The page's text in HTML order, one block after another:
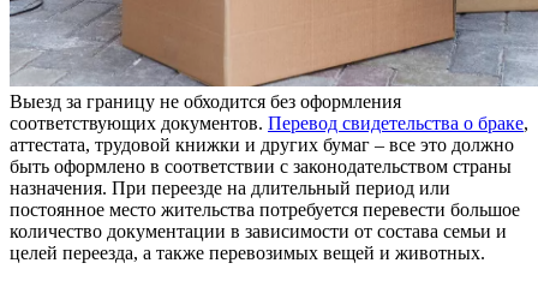
Выезд за границу не обходится без оформления
соответствующих документов. Перевод свидетельства о браке,
аттестата, трудовой книжки и других бумаг – все это должно
быть оформлено в соответствии с законодательством страны
назначения. При переезде на длительный период или
постоянное место жительства потребуется перевести большое
количество документации в зависимости от состава семьи и
целей переезда, а также перевозимых вещей и животных.